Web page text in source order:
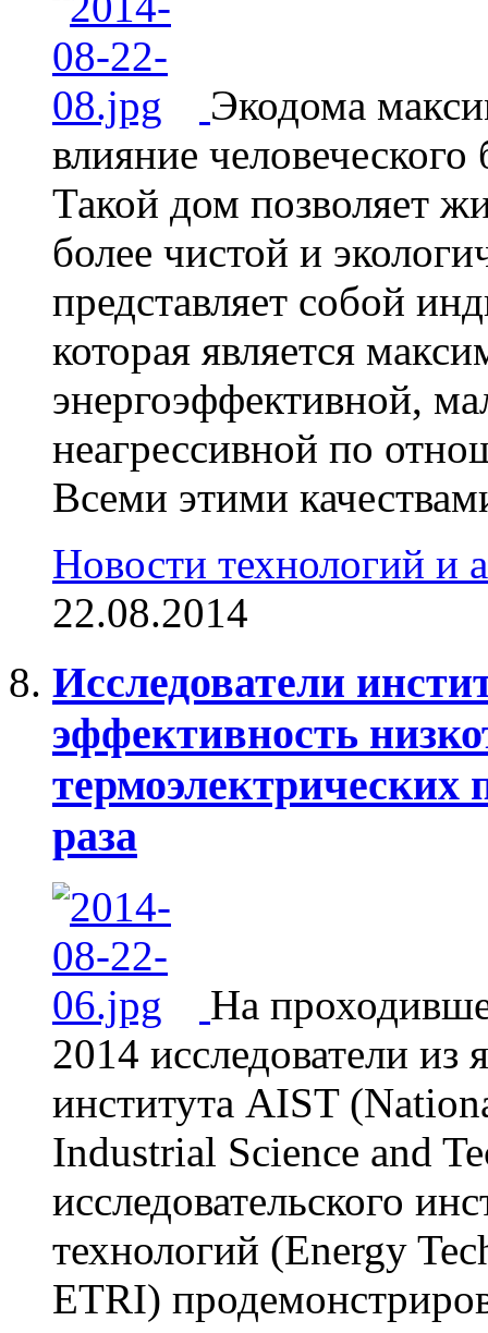
Экодома
влияние
Такой дом позволяет
более чистой и
представляет собой
которая является
энергоэффективной,
неагрессивной по
Всеми этими
Новости технологий и
22.08.2014
Исследователи
эффективность
термоэлектрических
раза
На
2014 исследователи из
института AIST
Industrial Science and
исследовательского
технологий (Energy
ETRI)